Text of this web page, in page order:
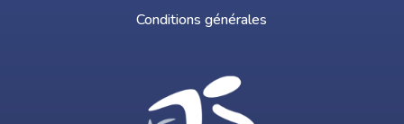
Conditions générales